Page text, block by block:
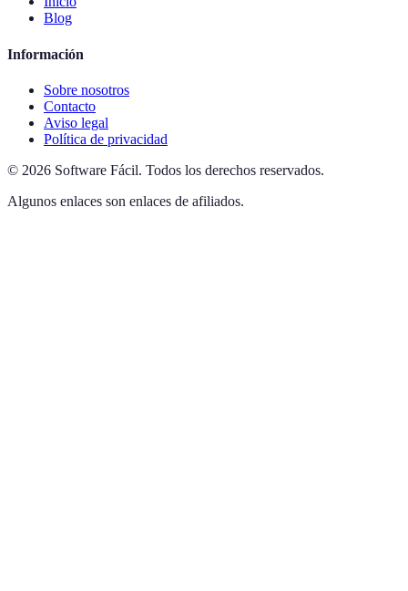
Blog
Información
Sobre nosotros
Contacto
Aviso legal
Política de privacidad
© 2026 Software Fácil. Todos los derechos reservados.
Algunos enlaces son enlaces de afiliados.